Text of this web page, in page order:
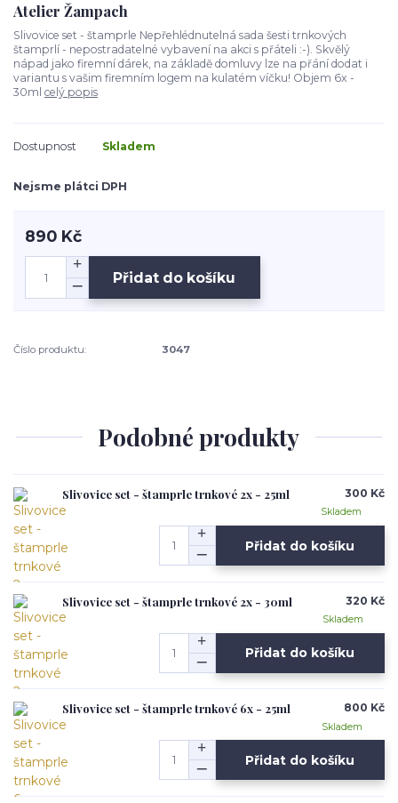
Atelier Žampach
Slivovice set - štamprle Nepřehlédnutelná sada šesti trnkových
štamprlí - nepostradatelné vybavení na akci s přáteli :-). Skvělý
nápad jako firemní dárek, na základě domluvy lze na přání dodat i
variantu s vašim firemním logem na kulatém víčku! Objem 6x -
30ml celý popis
Dostupnost Skladem
Nejsme plátci DPH
890 Kč
Přidat do košíku
Číslo produktu: 3047
Podobné produkty
Slivovice set - štamprle trnkové 2x - 25ml 300 Kč
Skladem
Přidat do košíku
Slivovice set - štamprle trnkové 2x - 30ml 320 Kč
Skladem
Přidat do košíku
Slivovice set - štamprle trnkové 6x - 25ml 800 Kč
Skladem
Přidat do košíku